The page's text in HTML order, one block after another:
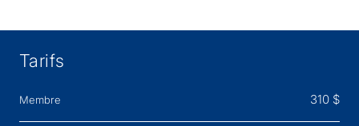
Tarifs
Membre 310 $